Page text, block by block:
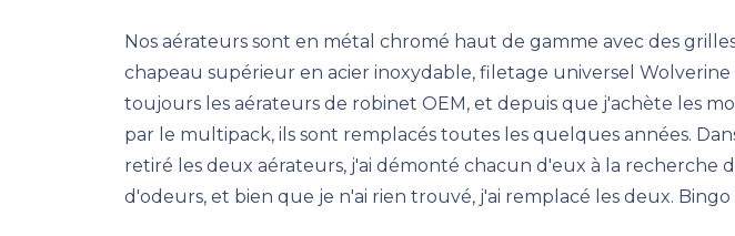
Nos aérateurs sont en métal chromé haut de gamme avec des
chapeau supérieur en acier inoxydable, filetage universel Wolverine
toujours les aérateurs de robinet OEM, et depuis que j'achète les
par le multipack, ils sont remplacés toutes les quelques années.
retiré les deux aérateurs, j'ai démonté chacun d'eux à la recherche
d'odeurs, et bien que je n'ai rien trouvé, j'ai remplacé les deux. Bingo